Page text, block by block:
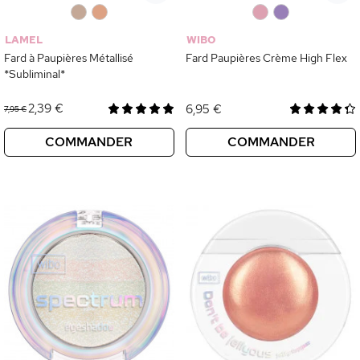
LAMEL
Fard à Paupières Métallisé
*Subliminal*
7,95 €2,39 €
COMMANDER
WIBO
Fard Paupières Crème High Flex
6,95 €
COMMANDER